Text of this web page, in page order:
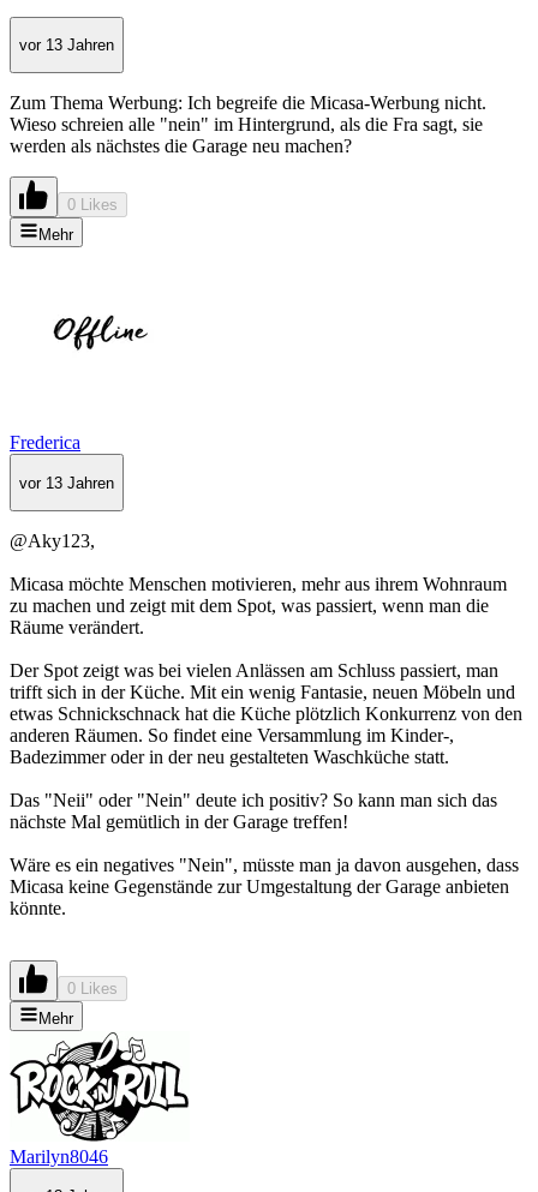
vor 13 Jahren
Zum Thema Werbung: Ich begreife die Micasa-Werbung nicht.
Wieso schreien alle "nein" im Hintergrund, als die Fra sagt, sie
werden als nächstes die Garage neu machen?
0 Likes
Mehr
Frederica
vor 13 Jahren
@Aky123,
Micasa möchte Menschen motivieren, mehr aus ihrem Wohnraum
zu machen und zeigt mit dem Spot, was passiert, wenn man die
Räume verändert.
Der Spot zeigt was bei vielen Anlässen am Schluss passiert, man
trifft sich in der Küche. Mit ein wenig Fantasie, neuen Möbeln und
etwas Schnickschnack hat die Küche plötzlich Konkurrenz von den
anderen Räumen. So findet eine Versammlung im Kinder-,
Badezimmer oder in der neu gestalteten Waschküche statt.
Das "Neii" oder "Nein" deute ich positiv? So kann man sich das
nächste Mal gemütlich in der Garage treffen!
Wäre es ein negatives "Nein", müsste man ja davon ausgehen, dass
Micasa keine Gegenstände zur Umgestaltung der Garage anbieten
könnte.
0 Likes
Mehr
Marilyn8046